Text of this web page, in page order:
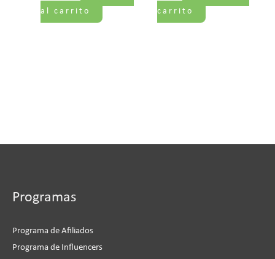
al carrito
carrito
Programas
Programa de Afiliados
Programa de Influencers